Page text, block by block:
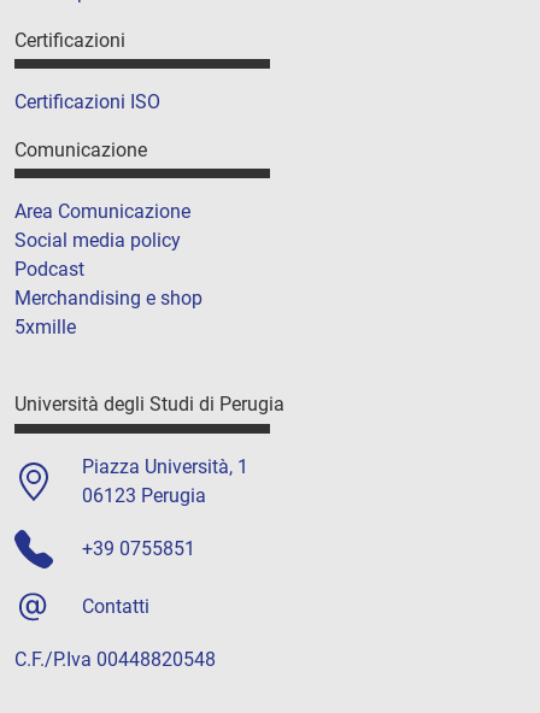
Certificazioni
Certificazioni ISO
Comunicazione
Area Comunicazione
Social media policy
Podcast
Merchandising e shop
5xmille
Università degli Studi di Perugia
Piazza Università, 1
06123 Perugia
+39 0755851
Contatti
C.F./P.Iva 00448820548